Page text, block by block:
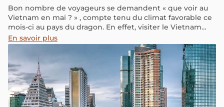
Bon nombre de voyageurs se demandent « que voir au
Vietnam en mai ? » , compte tenu du climat favorable ce
mois-ci au pays du dragon. En effet, visiter le Vietnam
tranquillement avant qu’arrive la canicule estivale
semble le moment idéal. Dans cet article, nous vous
livrons nos bons plans et nos coups de cœur en ce qui
concerne les plus beaux endroits à voir au Vietnam en
mai.
En savoir plus